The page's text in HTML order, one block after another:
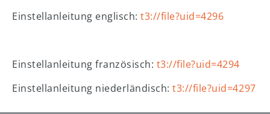
Einstellanleitung englisch:t3://file?uid=4296
Einstellanleitung französisch: t3://file?uid=4294
Einstellanleitung niederländisch:t3://file?uid=4297